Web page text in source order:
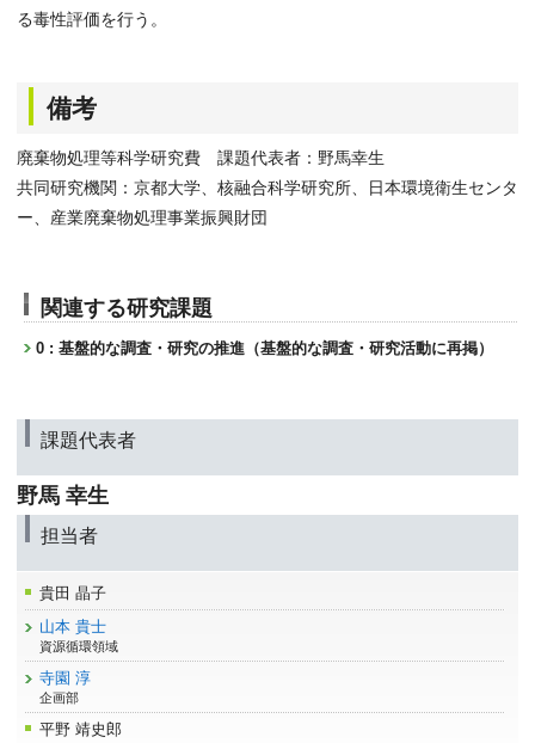
る毒性評価を行う。
備考
廃棄物処理等科学研究費 課題代表者：野馬幸生
共同研究機関：京都大学、核融合科学研究所、日本環境衛生センタ
ー、産業廃棄物処理事業振興財団
関連する研究課題
0 : 基盤的な調査・研究の推進（基盤的な調査・研究活動に再掲）
課題代表者
野馬 幸生
担当者
貴田 晶子
山本 貴士
資源循環領域
寺園 淳
企画部
平野 靖史郎